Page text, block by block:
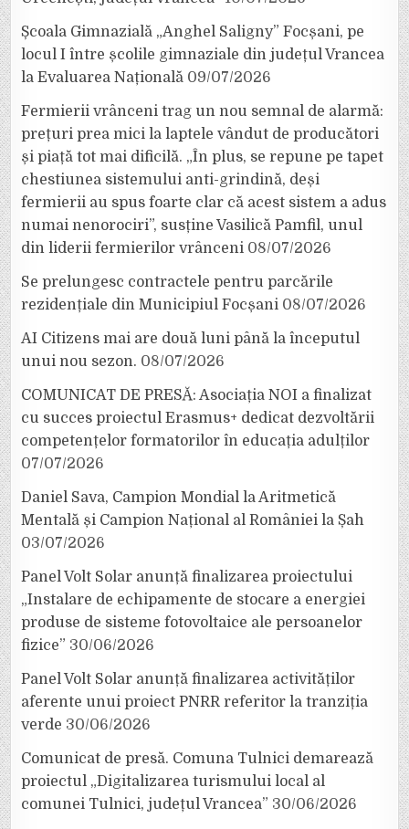
Școala Gimnazială „Anghel Saligny” Focșani, pe
locul I între școlile gimnaziale din județul Vrancea
la Evaluarea Națională 09/07/2026
Fermierii vrânceni trag un nou semnal de alarmă:
prețuri prea mici la laptele vândut de producători
și piață tot mai dificilă. „În plus, se repune pe tapet
chestiunea sistemului anti-grindină, deși
fermierii au spus foarte clar că acest sistem a adus
numai nenorociri”, susține Vasilică Pamfil, unul
din liderii fermierilor vrânceni 08/07/2026
Se prelungesc contractele pentru parcările
rezidențiale din Municipiul Focșani 08/07/2026
AI Citizens mai are două luni până la începutul
unui nou sezon. 08/07/2026
COMUNICAT DE PRESĂ: Asociația NOI a finalizat
cu succes proiectul Erasmus+ dedicat dezvoltării
competențelor formatorilor în educația adulților
07/07/2026
Daniel Sava, Campion Mondial la Aritmetică
Mentală și Campion Național al României la Șah
03/07/2026
Panel Volt Solar anunță finalizarea proiectului
„Instalare de echipamente de stocare a energiei
produse de sisteme fotovoltaice ale persoanelor
fizice” 30/06/2026
Panel Volt Solar anunță finalizarea activităților
aferente unui proiect PNRR referitor la tranziția
verde 30/06/2026
Comunicat de presă. Comuna Tulnici demarează
proiectul „Digitalizarea turismului local al
comunei Tulnici, județul Vrancea” 30/06/2026